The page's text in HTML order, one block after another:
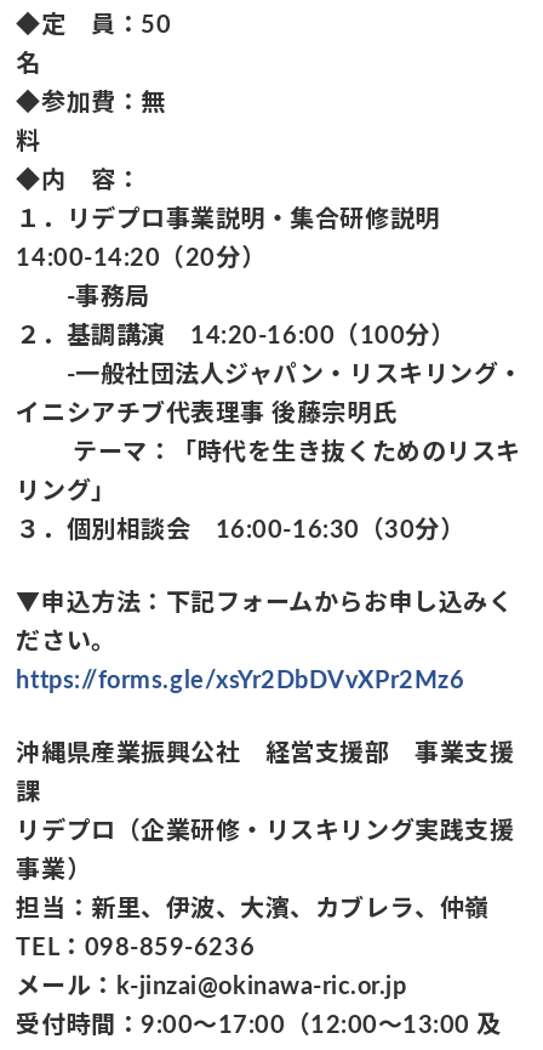
◆定 員：50
◆参加費：無
◆内 容：
１．リデプロ事業説明・集合研修説明
14:00-14:20（20分）
-事務局
２．基調講演 14:20-16:00（100分）
-一般社団法人ジャパン・リスキリング・
イニシアチブ代表理事 後藤宗明氏
テーマ：「時代を生き抜くためのリスキ
リング」
３．個別相談会 16:00-16:30（30分）
▼申込方法：下記フォームからお申し込みく
ださい。
https://forms.gle/xsYr2DbDVvXPr2Mz6
沖縄県産業振興公社 経営支援部 事業支援
課
リデプロ（企業研修・リスキリング実践支援
事業）
担当：新里、伊波、大濱、カブレラ、仲嶺
TEL：098-859-6236
メール：k-jinzai@okinawa-ric.or.jp
受付時間：9:00～17:00（12:00～13:00 及